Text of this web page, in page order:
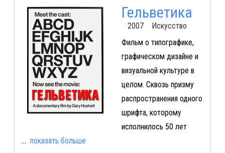
Гельветика
2007 Искусство
Фильм о типографике,
графическом дизайне и
визуальной культуре в
целом. Сквозь призму
распространения одного
шрифта, которому
исполнилось 50 лет
... показать больше